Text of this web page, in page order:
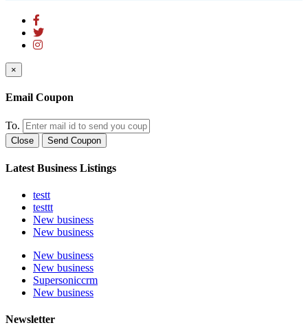
×
Email Coupon
To.
Close Send Coupon
Latest Business Listings
testt
testtt
New business
New business
New business
New business
Supersoniccrm
New business
Newsletter